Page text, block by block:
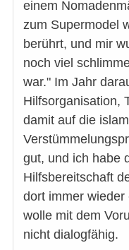
einem
zum Supermodel
berührt, und mir
noch viel
war." Im Jahr
Hilfsorganisation,
damit auf die
gut, und ich habe
Hilfsbereitschaft
dort immer
wolle mit dem
nicht dialogfähig.